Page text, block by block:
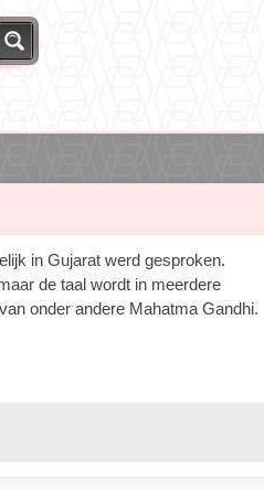
in Gujarat werd gesproken.
de taal wordt in meerdere
onder andere Mahatma Gandhi.